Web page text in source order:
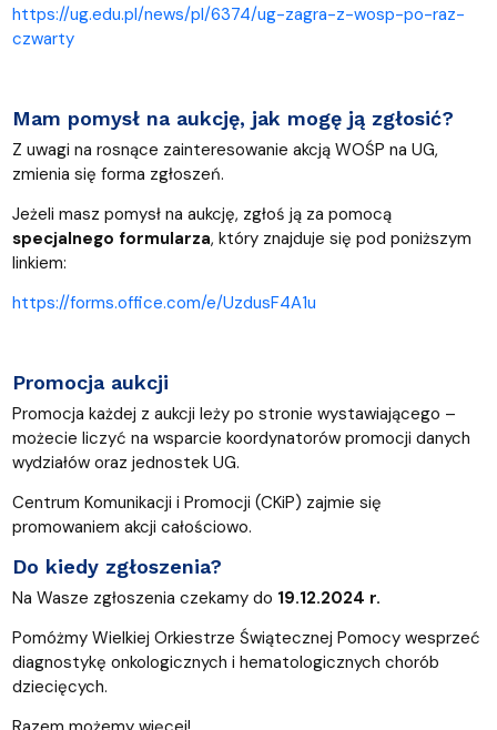
https://ug.edu.pl/news/pl/6374/ug-zagra-z-wosp-po-raz-
czwarty
Mam pomysł na aukcję, jak mogę ją zgłosić?
Z uwagi na rosnące zainteresowanie akcją WOŚP na UG,
zmienia się forma zgłoszeń.
Jeżeli masz pomysł na aukcję, zgłoś ją za pomocą
specjalnego formularza, który znajduje się pod poniższym
linkiem:
https://forms.office.com/e/UzdusF4A1u
Promocja aukcji
Promocja każdej z aukcji leży po stronie wystawiającego –
możecie liczyć na wsparcie koordynatorów promocji danych
wydziałów oraz jednostek UG.
Centrum Komunikacji i Promocji (CKiP) zajmie się
promowaniem akcji całościowo.
Do kiedy zgłoszenia?
Na Wasze zgłoszenia czekamy do 19.12.2024 r.
Pomóżmy Wielkiej Orkiestrze Świątecznej Pomocy wesprzeć
diagnostykę onkologicznych i hematologicznych chorób
dziecięcych.